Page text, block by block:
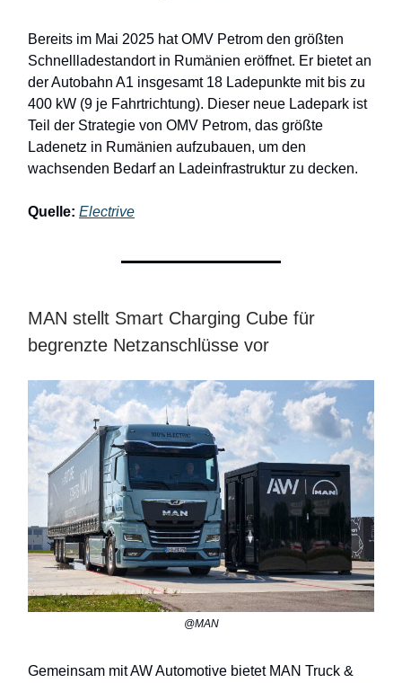
Bereits im Mai 2025 hat OMV Petrom den größten
Schnellladestandort in Rumänien eröffnet. Er bietet an
der Autobahn A1 insgesamt 18 Ladepunkte mit bis zu
400 kW (9 je Fahrtrichtung). Dieser neue Ladepark ist
Teil der Strategie von OMV Petrom, das größte
Ladenetz in Rumänien aufzubauen, um den
wachsenden Bedarf an Ladeinfrastruktur zu decken.
Quelle: Electrive
MAN stellt Smart Charging Cube für
begrenzte Netzanschlüsse vor
@MAN
Gemeinsam mit AW Automotive bietet MAN Truck &